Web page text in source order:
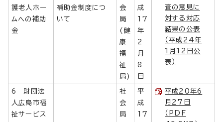
護老人ホー
ムへの補助
金
補助金制度につ
いて
会
局
(健
康
福
祉
局)
成
17
年
2
月
8
日
査の意見に
対する対応
結果の公表
（平成24年
1月12日公
表）
6 財団法
人広島市福
祉サービス
社
会
局
平
成
17
平成20年6
月27日
（PDF